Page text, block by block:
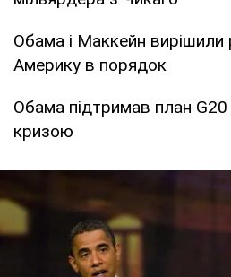
Обама і Маккейн
Америку в порядок
Обама підтримав план G20
кризою